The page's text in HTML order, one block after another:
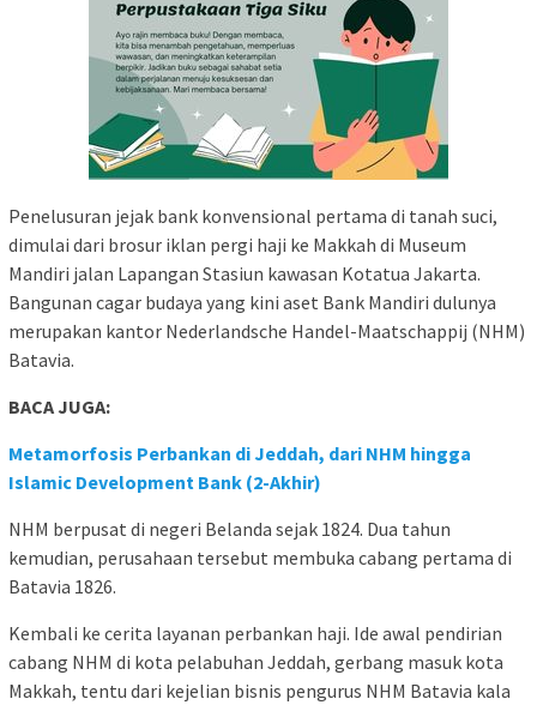
Penelusuran jejak bank konvensional pertama di tanah suci,
dimulai dari brosur iklan pergi haji ke Makkah di Museum
Mandiri jalan Lapangan Stasiun kawasan Kotatua Jakarta.
Bangunan cagar budaya yang kini aset Bank Mandiri dulunya
merupakan kantor Nederlandsche Handel-Maatschappij (NHM)
Batavia.
BACA JUGA:
Metamorfosis Perbankan di Jeddah, dari NHM hingga
Islamic Development Bank (2-Akhir)
NHM berpusat di negeri Belanda sejak 1824. Dua tahun
kemudian, perusahaan tersebut membuka cabang pertama di
Batavia 1826.
Kembali ke cerita layanan perbankan haji. Ide awal pendirian
cabang NHM di kota pelabuhan Jeddah, gerbang masuk kota
Makkah, tentu dari kejelian bisnis pengurus NHM Batavia kala